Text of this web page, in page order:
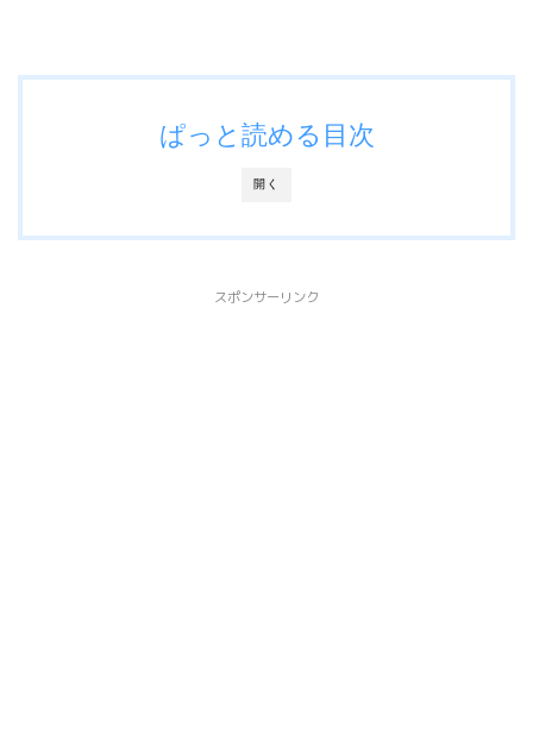
開く
ぱっと読める目次
スポンサーリンク